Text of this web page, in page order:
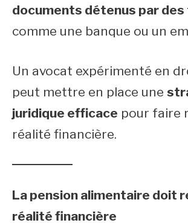
documents détenus par
comme une banque ou un
Un avocat expérimenté en
peut mettre en place une
juridique efficace pour faire
réalité financière.
La pension alimentaire doit
réalité financière